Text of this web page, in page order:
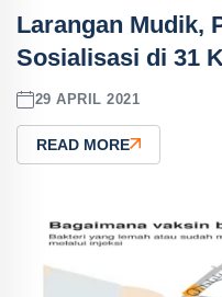
Larangan Mudik,
Sosialisasi di 31
29 APRIL 2021
READ MORE